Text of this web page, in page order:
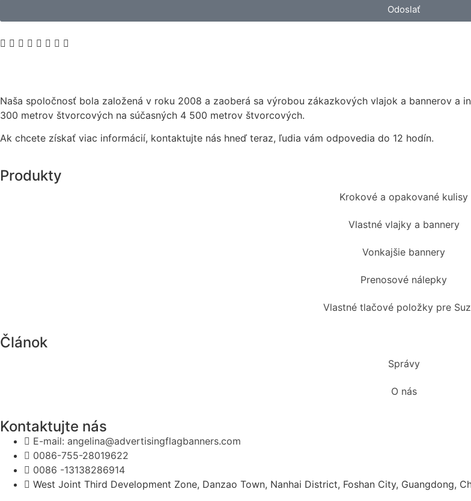
Odoslať
Naša spoločnosť bola založená v roku 2008 a zaoberá sa výrobou zákazkových vlajok a bannerov
300 metrov štvorcových na súčasných 4 500 metrov štvorcových.
Ak chcete získať viac informácií, kontaktujte nás hneď teraz, ľudia vám odpovedia do 12 hodín.
Produkty
Krokové a opakované kulisy
Vlastné vlajky a bannery
Vonkajšie bannery
Prenosové nálepky
Vlastné tlačové položky pre
Článok
Správy
O nás
Kontaktujte nás
E-mail: angelina@advertisingflagbanners.com
0086-755-28019622
0086 -13138286914
West Joint Third Development Zone, Danzao Town, Nanhai District, Foshan City, Guangdong,